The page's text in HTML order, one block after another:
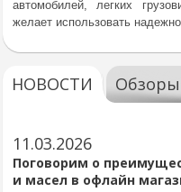
автомобилей, легких
желает использовать
НОВОСТИ
11.03.2026
Поговорим о
и масел в офлайн